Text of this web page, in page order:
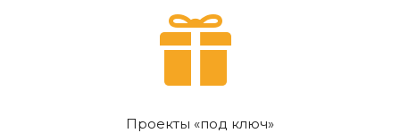
Проекты «под ключ»